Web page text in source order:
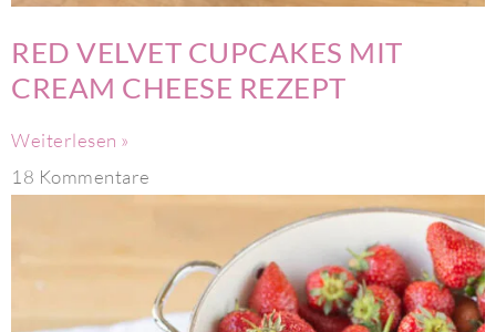
RED VELVET CUPCAKES MIT
CREAM CHEESE REZEPT
Weiterlesen »
18 Kommentare